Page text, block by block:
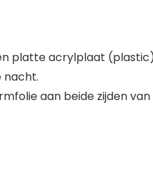
platte acrylplaat
nacht.
aan beide zijden